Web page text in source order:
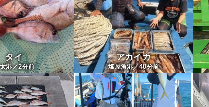
タイ
港／2分前
アカイカ
塩屋漁港／40分前